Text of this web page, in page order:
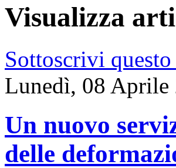
Visualizza
Sottoscrivi questo
Lunedì, 08 Aprile
Un nuovo
delle